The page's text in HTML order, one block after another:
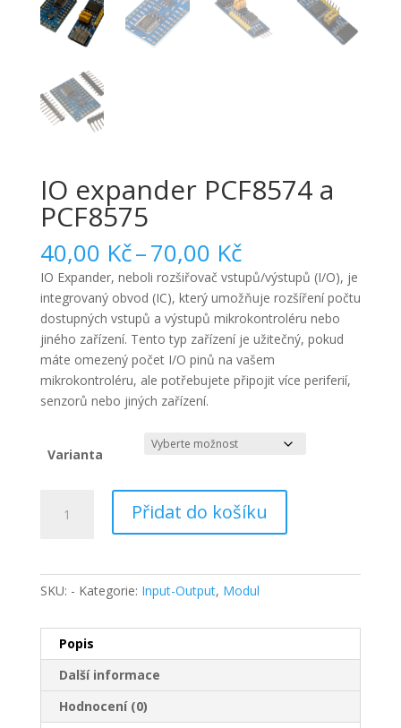
IO expander PCF8574 a
PCF8575
40,00 Kč–70,00 KčRozpětí
cen:
40,00 Kč
až
70,00 Kč
IO Expander, neboli rozšiřovač vstupů/výstupů (I/O), je
integrovaný obvod (IC), který umožňuje rozšíření počtu
dostupných vstupů a výstupů mikrokontroléru nebo
jiného zařízení. Tento typ zařízení je užitečný, pokud
máte omezený počet I/O pinů na vašem
mikrokontroléru, ale potřebujete připojit více periferií,
senzorů nebo jiných zařízení.
Varianta
expander
Přidat do košíku
SKU: - Kategorie: Input-Output, Modul
Popis
Další informace
Hodnocení (0)